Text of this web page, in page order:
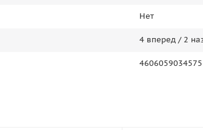
Нет
4 вперед / 2
4606059034575